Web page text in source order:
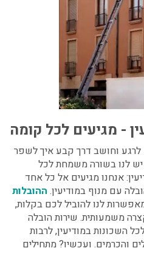
- מגיעים לכל קומה
לרגע וחושב דרך קבע איך לשפר
לנו בשורה משמחת לכל
אנחנו מגיעים אל כל אחד
עם מנוף במודיעין. ההובלות
לנו להוביל לכם בקלות,
משמעותית. שירות הובלה
השכונות במודיעין, לרבות
והכרמים. ועכשיו? מתחילים